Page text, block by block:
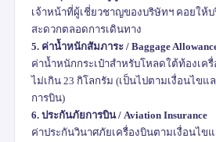
เจ้าหน้าที่ผู้เชี่ยวชาญของบริษัทฯ คอยให้
สะดวกตลอดการเดินทาง
5. ค่าน้ำหนักสัมภาระ / Baggage
ค่าน้ำหนักกระเป๋าสำหรับโหลดใต้ท้องเครื่
ไม่เกิน 23 กิโลกรัม (เป็นไปตามเงื่อนไข
การบิน)
6. ประกันภัยการบิน / Aviation Insurance
ค่าประกันวินาศภัยเครื่องบินตามเงื่อนไข